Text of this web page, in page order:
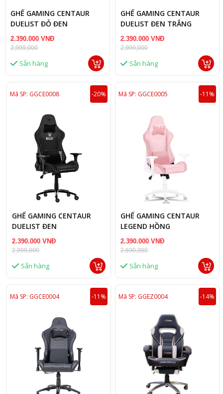
GHẾ GAMING CENTAUR
DUELIST ĐỎ ĐEN
2.390.000 VNĐ
2,999,000
Sẵn hàng
GHẾ GAMING CENTAUR
DUELIST ĐEN TRẮNG
2.390.000 VNĐ
2,999,000
Sẵn hàng
Mã SP: GGCE0008 -20%
GHẾ GAMING CENTAUR
DUELIST ĐEN
2.390.000 VNĐ
2,999,000
Sẵn hàng
Mã SP: GGCE0005 -11%
GHẾ GAMING CENTAUR
LEGEND HỒNG
2.390.000 VNĐ
2,690,000
Sẵn hàng
Mã SP: GGCE0004 -11% Mã SP: GGEZ0004 -14%